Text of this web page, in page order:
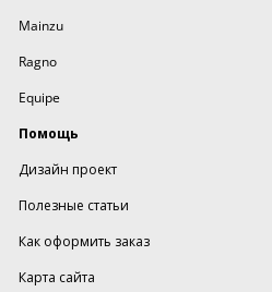
Mainzu
Ragno
Equipe
Помощь
Дизайн проект
Полезные статьи
Как оформить заказ
Карта сайта